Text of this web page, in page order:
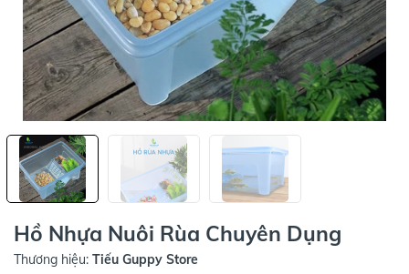
Hồ Nhựa Nuôi Rùa Chuyên Dụng
Thương hiệu: Tiếu Guppy Store